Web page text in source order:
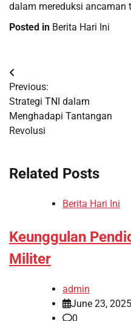
dalam mereduksi ancaman
Posted in Berita Hari Ini
Post
navigation
Previous:
Strategi TNI dalam
Menghadapi Tantangan
Revolusi
Related Posts
Berita Hari Ini
Keunggulan
Militer
admin
June 23, 2025
0